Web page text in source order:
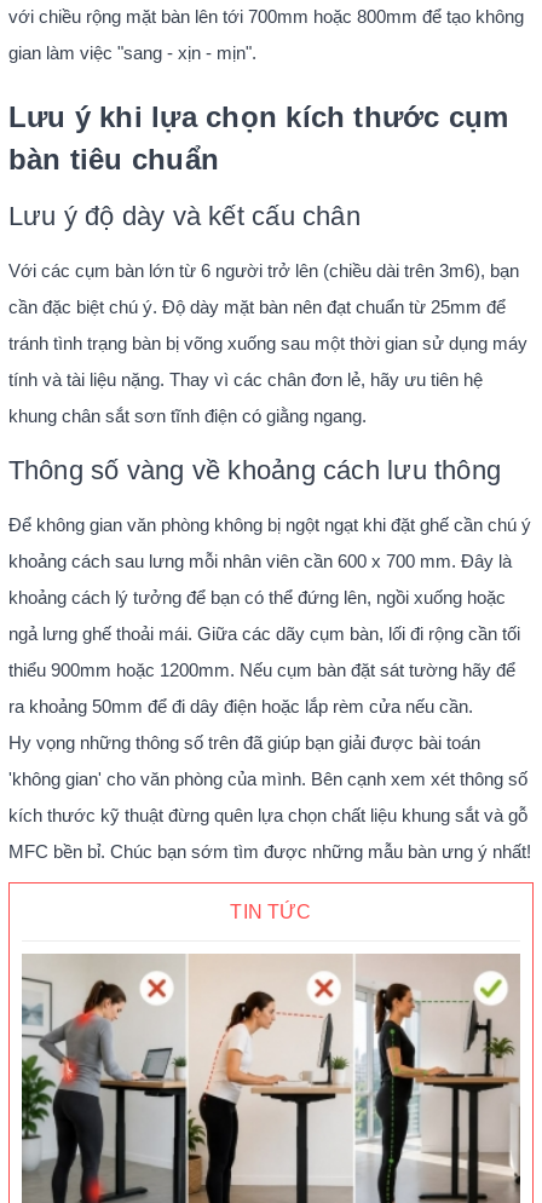
với chiều rộng mặt bàn lên tới 700mm hoặc 800mm để tạo không
gian làm việc "sang - xịn - mịn".
Lưu ý khi lựa chọn kích thước cụm
bàn tiêu chuẩn
Lưu ý độ dày và kết cấu chân
Với các cụm bàn lớn từ 6 người trở lên (chiều dài trên 3m6), bạn
cần đặc biệt chú ý. Độ dày mặt bàn nên đạt chuẩn từ 25mm để
tránh tình trạng bàn bị võng xuống sau một thời gian sử dụng máy
tính và tài liệu nặng. Thay vì các chân đơn lẻ, hãy ưu tiên hệ
khung chân sắt sơn tĩnh điện có giằng ngang.
Thông số vàng về khoảng cách lưu thông
Để không gian văn phòng không bị ngột ngạt khi đặt ghế cần chú ý
khoảng cách sau lưng mỗi nhân viên cần 600 x 700 mm. Đây là
khoảng cách lý tưởng để bạn có thể đứng lên, ngồi xuống hoặc
ngả lưng ghế thoải mái. Giữa các dãy cụm bàn, lối đi rộng cần tối
thiểu 900mm hoặc 1200mm. Nếu cụm bàn đặt sát tường hãy để
ra khoảng 50mm để đi dây điện hoặc lắp rèm cửa nếu cần.
Hy vọng những thông số trên đã giúp bạn giải được bài toán
'không gian' cho văn phòng của mình. Bên cạnh xem xét thông số
kích thước kỹ thuật đừng quên lựa chọn chất liệu khung sắt và gỗ
MFC bền bỉ. Chúc bạn sớm tìm được những mẫu bàn ưng ý nhất!
TIN TỨC